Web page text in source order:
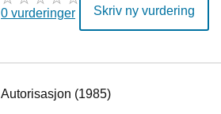
0 vurderinger Skriv ny vurdering
Autorisasjon (1985)